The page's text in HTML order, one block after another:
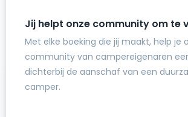
Jij helpt onze community om te
Met elke boeking die jij maakt, help je
community van campereigenaren
dichterbij de aanschaf van een
camper.